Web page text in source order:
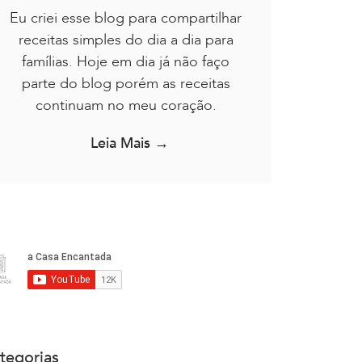
Eu criei esse blog para compartilhar
receitas simples do dia a dia para
famílias. Hoje em dia já não faço
parte do blog porém as receitas
continuam no meu coração.
Leia Mais →